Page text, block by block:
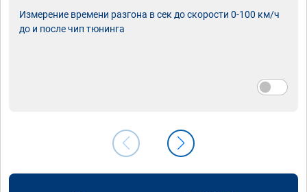
Измерение времени разгона в сек до скорости 0-100 км/ч
до и после чип тюнинга